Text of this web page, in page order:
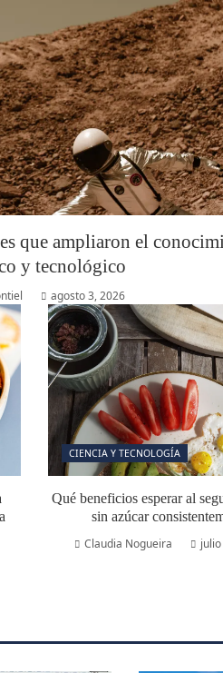
que ampliaron el
y tecnológico
agosto 3, 2026
CIENCIA Y TECNOLOGÍA
Qué beneficios esperar al
sin azúcar
Claudia Nogueira